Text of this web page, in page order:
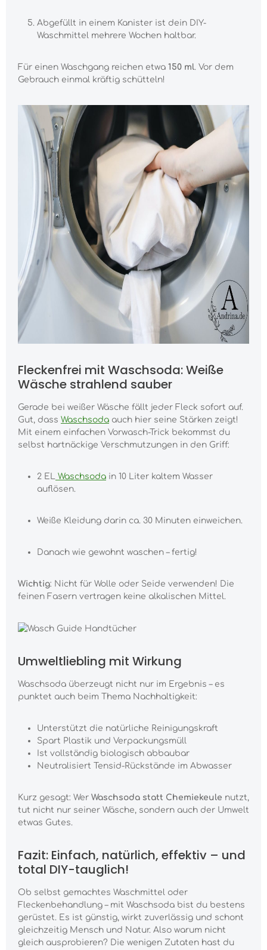
Abgefüllt in einem Kanister ist dein DIY-
Waschmittel mehrere Wochen haltbar.
Für einen Waschgang reichen etwa 150 ml. Vor dem
Gebrauch einmal kräftig schütteln!
Fleckenfrei mit Waschsoda: Weiße
Wäsche strahlend sauber
Gerade bei weißer Wäsche fällt jeder Fleck sofort auf.
Gut, dass Waschsoda auch hier seine Stärken zeigt!
Mit einem einfachen Vorwasch-Trick bekommst du
selbst hartnäckige Verschmutzungen in den Griff:
2 EL Waschsoda in 10 Liter kaltem Wasser
auflösen.
Weiße Kleidung darin ca. 30 Minuten einweichen.
Danach wie gewohnt waschen – fertig!
Wichtig: Nicht für Wolle oder Seide verwenden! Die
feinen Fasern vertragen keine alkalischen Mittel.
Umweltliebling mit Wirkung
Waschsoda überzeugt nicht nur im Ergebnis – es
punktet auch beim Thema Nachhaltigkeit:
Unterstützt die natürliche Reinigungskraft
Spart Plastik und Verpackungsmüll
Ist vollständig biologisch abbaubar
Neutralisiert Tensid-Rückstände im Abwasser
Kurz gesagt: Wer Waschsoda statt Chemiekeule nutzt,
tut nicht nur seiner Wäsche, sondern auch der Umwelt
etwas Gutes.
Fazit: Einfach, natürlich, effektiv – und
total DIY-tauglich!
Ob selbst gemachtes Waschmittel oder
Fleckenbehandlung – mit Waschsoda bist du bestens
gerüstet. Es ist günstig, wirkt zuverlässig und schont
gleichzeitig Mensch und Natur. Also warum nicht
gleich ausprobieren? Die wenigen Zutaten hast du